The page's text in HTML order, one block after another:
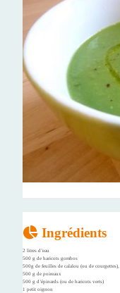
Ingrédients
2 litres d’eau
500 g de haricots gombos
500g de feuilles de calalou (ou de courgettes),
500 g de poireaux
500 g d’épinards (ou de haricots verts)
1 petit oignon